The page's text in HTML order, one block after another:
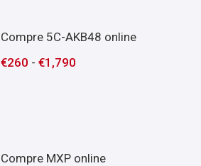
Compre 5C-AKB48 online
€260 -€1,790
Compre MXP online